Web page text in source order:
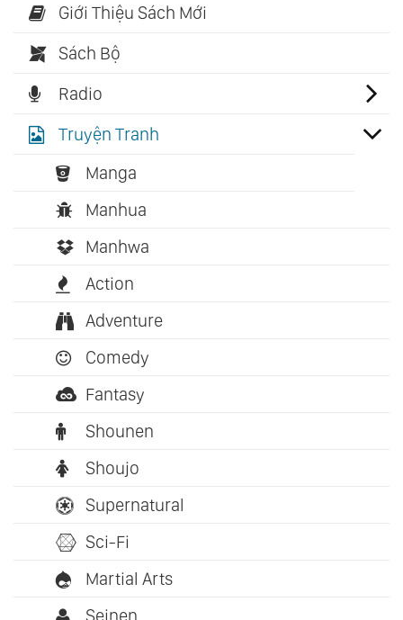
Giới Thiệu Sách Mới
Sách Bộ
Radio
Truyện Tranh
Manga
Manhua
Manhwa
Action
Adventure
Comedy
Fantasy
Shounen
Shoujo
Supernatural
Sci-Fi
Martial Arts
Seinen